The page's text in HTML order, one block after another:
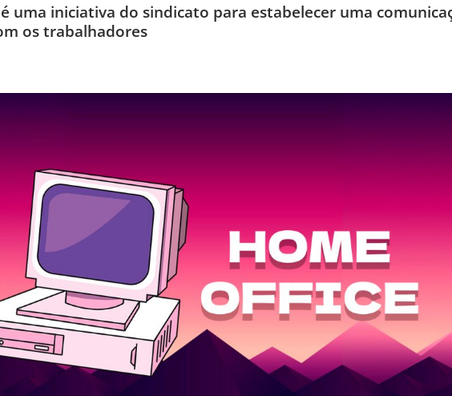
uma iniciativa do sindicato para estabelecer uma
os trabalhadores